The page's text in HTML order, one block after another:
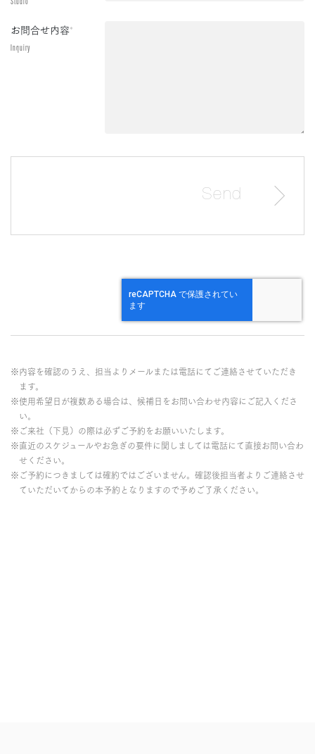
お問合せ内容*
Inquiry
※内容を確認のうえ、担当よりメールまたは電話にてご連絡させていただき
ます。
※使用希望日が複数ある場合は、候補日をお問い合わせ内容にご記入くださ
い。
※ご来社（下見）の際は必ずご予約をお願いいたします。
※直近のスケジュールやお急ぎの要件に関しましては電話にて直接お問い合わ
せください。
※ご予約につきましては確約ではございません。確認後担当者よりご連絡させ
ていただいてからの本予約となりますので予めご了承ください。